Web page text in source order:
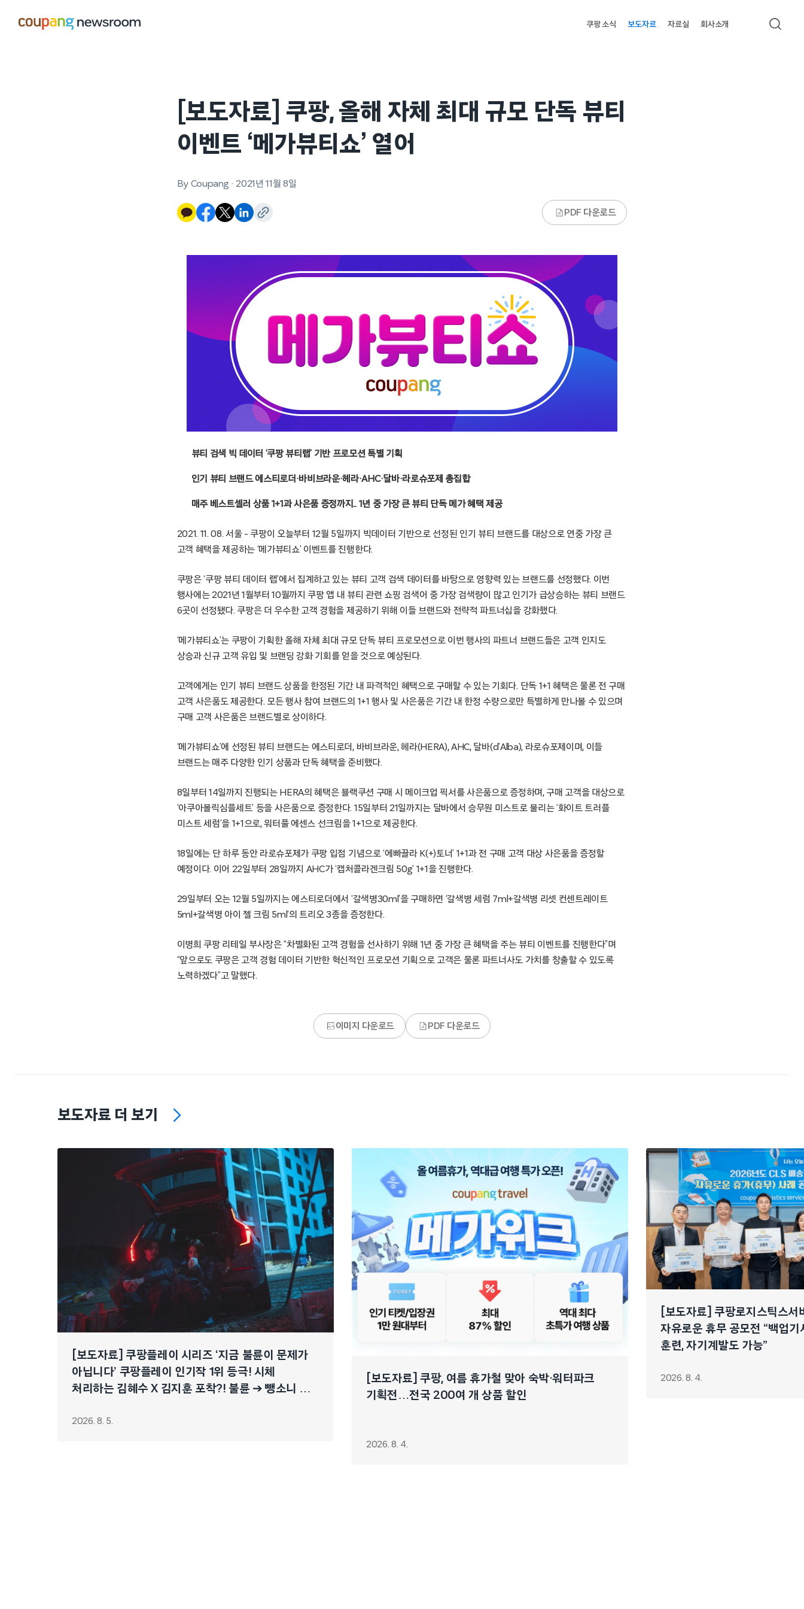
쿠팡 소식 보도자료 자료실 회사소개 검색
[보도자료] 쿠팡, 올해 자체 최대 규모 단독 뷰티
이벤트 ‘메가뷰티쇼’ 열어
By Coupang · 2021년 11월 8일
PDF 다운로드
뷰티 검색 빅 데이터 ‘쿠팡 뷰티랩’ 기반 프로모션 특별 기획
인기 뷰티 브랜드 에스티로더·바비브라운·헤라·AHC·달바·라로슈포제 총집합
매주 베스트셀러 상품 1+1과 사은품 증정까지.. 1년 중 가장 큰 뷰티 단독 메가 혜택 제공
2021. 11. 08. 서울 – 쿠팡이 오늘부터 12월 5일까지 빅데이터 기반으로 선정된 인기 뷰티 브랜드를 대상으로 연중 가장 큰
고객 혜택을 제공하는 ‘메가뷰티쇼’ 이벤트를 진행한다.
쿠팡은 ‘쿠팡 뷰티 데이터 랩’에서 집계하고 있는 뷰티 고객 검색 데이터를 바탕으로 영향력 있는 브랜드를 선정했다. 이번
행사에는 2021년 1월부터 10월까지 쿠팡 앱 내 뷰티 관련 쇼핑 검색어 중 가장 검색량이 많고 인기가 급상승하는 뷰티 브랜드
6곳이 선정됐다. 쿠팡은 더 우수한 고객 경험을 제공하기 위해 이들 브랜드와 전략적 파트너십을 강화했다.
‘메가뷰티쇼’는 쿠팡이 기획한 올해 자체 최대 규모 단독 뷰티 프로모션으로 이번 행사의 파트너 브랜드들은 고객 인지도
상승과 신규 고객 유입 및 브랜딩 강화 기회를 얻을 것으로 예상된다.
고객에게는 인기 뷰티 브랜드 상품을 한정된 기간 내 파격적인 혜택으로 구매할 수 있는 기회다. 단독 1+1 혜택은 물론 전 구매
고객 사은품도 제공한다. 모든 행사 참여 브랜드의 1+1 행사 및 사은품은 기간 내 한정 수량으로만 특별하게 만나볼 수 있으며
구매 고객 사은품은 브랜드별로 상이하다.
‘메가뷰티쇼’에 선정된 뷰티 브랜드는 에스티로더, 바비브라운, 헤라(HERA), AHC, 달바(d’Alba), 라로슈포제이며, 이들
브랜드는 매주 다양한 인기 상품과 단독 혜택을 준비했다.
8일부터 14일까지 진행되는 HERA의 혜택은 블랙쿠션 구매 시 메이크업 픽서를 사은품으로 증정하며, 구매 고객을 대상으로
‘아쿠아볼릭심플세트’ 등을 사은품으로 증정한다. 15일부터 21일까지는 달바에서 승무원 미스트로 불리는 ‘화이트 트러플
미스트 세럼’을 1+1으로, 워터풀 에센스 선크림을 1+1으로 제공한다.
18일에는 단 하루 동안 라로슈포제가 쿠팡 입점 기념으로 ‘에빠끌라 K(+)토너’ 1+1과 전 구매 고객 대상 사은품을 증정할
예정이다. 이어 22일부터 28일까지 AHC가 ‘캡처콜라겐크림 50g’ 1+1을 진행한다.
29일부터 오는 12월 5일까지는 에스티로더에서 ‘갈색병30ml’을 구매하면 ‘갈색병 세럼 7ml+갈색병 리셋 컨센트레이트
5ml+갈색병 아이 젤 크림 5ml‘의 트리오 3종을 증정한다.
이병희 쿠팡 리테일 부사장은 “차별화된 고객 경험을 선사하기 위해 1년 중 가장 큰 혜택을 주는 뷰티 이벤트를 진행한다”며
“앞으로도 쿠팡은 고객 경험 데이터 기반한 혁신적인 프로모션 기획으로 고객은 물론 파트너사도 가치를 창출할 수 있도록
노력하겠다”고 말했다.
이미지 다운로드 PDF 다운로드
보도자료 더 보기
[보도자료] 쿠팡플레이 시리즈 ‘지금 불륜이 문제가
아닙니다’ 쿠팡플레이 인기작 1위 등극! 시체
처리하는 김혜수 X 김지훈 포착?! 불륜 ➔ 뺑소니 ➔
2026. 8. 5.
[보도자료] 쿠팡, 여름 휴가철 맞아 숙박·워터파크
기획전…전국 200여 개 상품 할인
2026. 8. 4.
[보도자료] 쿠팡로지스틱스서
자유로운 휴무 공모전 “백업기
훈련, 자기계발도 가능”
2026. 8. 4.